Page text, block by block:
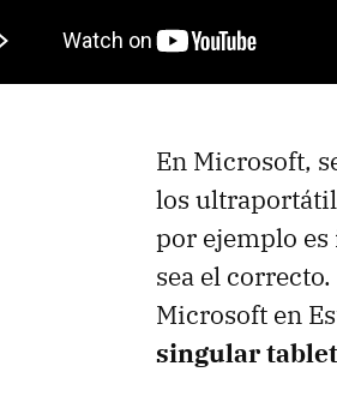
En Microsoft,
los
por ejemplo
sea el
Microsoft en
singular tablet